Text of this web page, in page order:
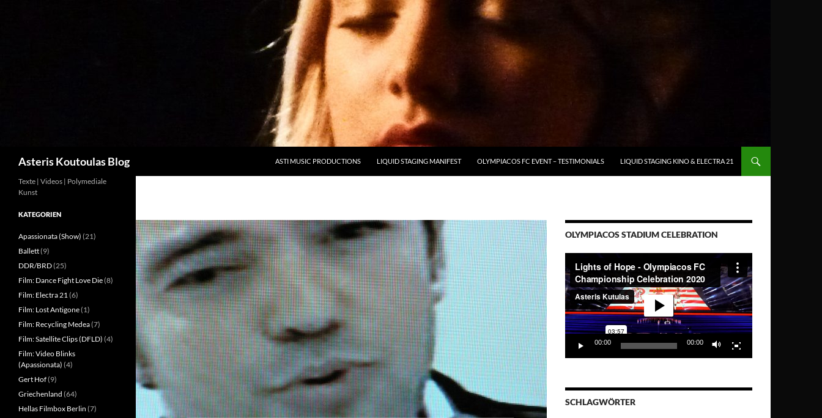
Asteris Koutoulas Blog ASTI MUSIC PRODUCTIONS LIQUID STAGING MANIFEST OLYMPIACOS FC EVENT – TESTIMONIALS LIQUID STAGING KINO & ELECTRA 21
OLYMPIACOS STADIUM CELEBRATION
Player
00:00 00:00
SCHLAGWÖRTER
Texte | Videos | Polymediale
Kunst
KATEGORIEN
Apassionata (Show) (21)
Ballett(9)
DDR/BRD(25)
Film: Dance Fight Love Die(8)
Film: Electra 21(6)
Film: Lost Antigone(1)
Film: Recycling Medea(7)
Film: Satellite Clips (DFLD) (4)
Film: Video Blinks
(Apassionata) (4)
Gert Hof(9)
Griechenland (64)
Hellas Filmbox Berlin (7)